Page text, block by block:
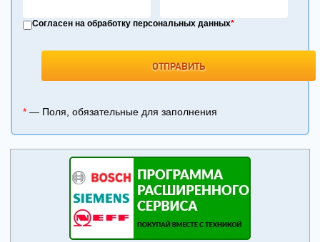
Согласен на обработку персональных данных*
* — Поля, обязательные для заполнения